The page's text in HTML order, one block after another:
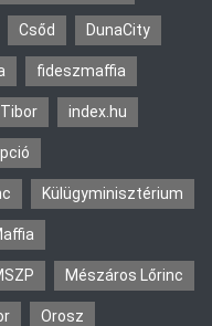
Csőd DunaCity
fideszmaffia
Tibor index.hu
Külügyminisztérium
Mészáros Lőrinc
Orosz